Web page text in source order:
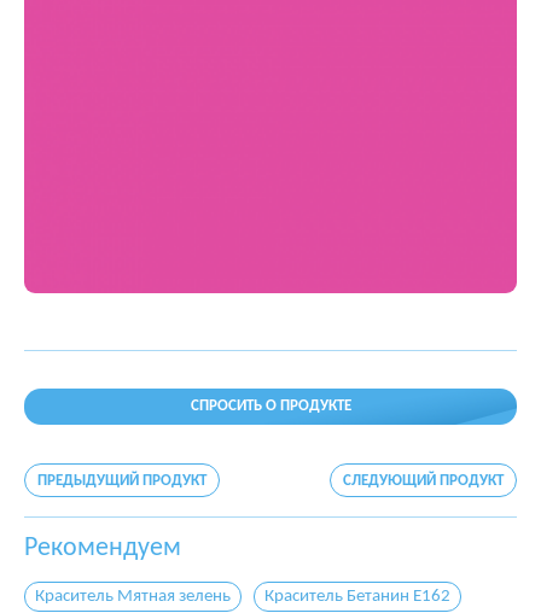
СПРОСИТЬ О ПРОДУКТЕ
ПРЕДЫДУЩИЙ ПРОДУКТ СЛЕДУЮЩИЙ ПРОДУКТ
Рекомендуем
Краситель Мятная зелень Краситель Бетанин E162